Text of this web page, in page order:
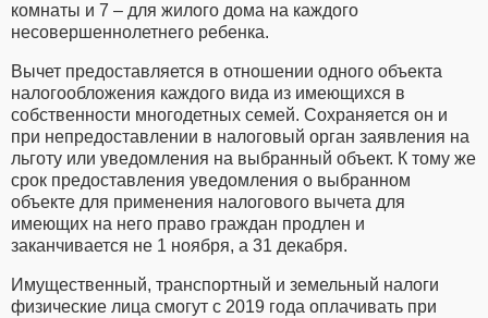
комнаты и 7 – для жилого дома на каждого
несовершеннолетнего ребенка.
Вычет предоставляется в отношении одного объекта
налогообложения каждого вида из имеющихся в
собственности многодетных семей. Сохраняется он и
при непредоставлении в налоговый орган заявления на
льготу или уведомления на выбранный объект. К тому же
срок предоставления уведомления о выбранном
объекте для применения налогового вычета для
имеющих на него право граждан продлен и
заканчивается не 1 ноября, а 31 декабря.
Имущественный, транспортный и земельный налоги
физические лица смогут с 2019 года оплачивать при